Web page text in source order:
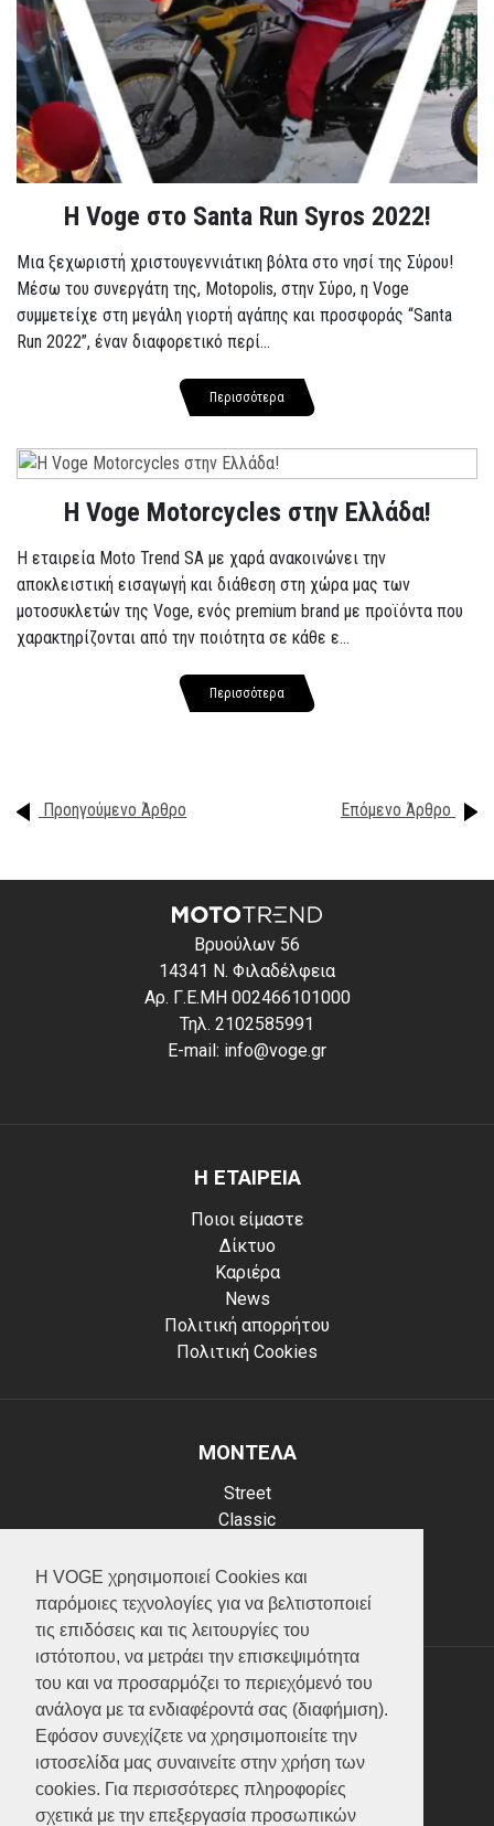
Η VOGE χρησιμοποιεί Cookies και
παρόμοιες τεχνολογίες για να βελτιστοποιεί
τις επιδόσεις και τις λειτουργίες του
ιστότοπου, να μετράει την επισκεψιμότητα
του και να προσαρμόζει το περιεχόμενό του
ανάλογα με τα ενδιαφέροντά σας (διαφήμιση).
Εφόσον συνεχίζετε να χρησιμοποιείτε την
ιστοσελίδα μας συναινείτε στην χρήση των
cookies. Για περισσότερες πληροφορίες
σχετικά με την επεξεργασία προσωπικών
Η Voge στο Santa Run Syros 2022!
Μια ξεχωριστή χριστουγεννιάτικη βόλτα στο νησί της Σύρου!
Μέσω του συνεργάτη της, Motopolis, στην Σύρο, η Voge
συμμετείχε στη μεγάλη γιορτή αγάπης και προσφοράς “Santa
Run 2022”, έναν διαφορετικό περί...
Περισσότερα
H Voge Motorcycles στην Ελλάδα!
Η εταιρεία Moto Trend SA με χαρά ανακοινώνει την
αποκλειστική εισαγωγή και διάθεση στη χώρα μας των
μοτοσυκλετών της Voge, ενός premium brand με προϊόντα που
χαρακτηρίζονται από την ποιότητα σε κάθε ε...
Περισσότερα
Προηγούμενο Άρθρο Επόμενο Άρθρο
Βρυούλων 56
14341 Ν. Φιλαδέλφεια
Αρ. Γ.Ε.ΜΗ 002466101000
Τηλ. 2102585991
E-mail: info@voge.gr
Η ΕΤΑΙΡΕΙΑ
Ποιοι είμαστε
Δίκτυο
Καριέρα
News
Πολιτική απορρήτου
Πολιτική Cookies
ΜΟΝΤΕΛΑ
Street
Classic
Scooter
ATV (Loncin)
ΥΠΗΡΕΣΙΕΣ
Test ride
Επικοινωνία
Service
Κατάλογος